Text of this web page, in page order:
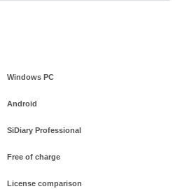
Windows PC
Android
SiDiary Professional
Free of charge
License comparison